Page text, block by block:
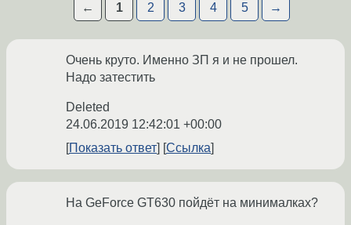
← 1 2 3 4 5 →
Очень круто. Именно ЗП я и не прошел.
Надо затестить
Deleted
24.06.2019 12:42:01 +00:00
Показать ответ
Ссылка
На GeForce GT630 пойдёт на минималках?